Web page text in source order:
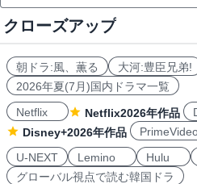
クローズアップ
朝ドラ:風、薫る 大河:豊臣兄弟!
2026年夏(7月)国内ドラマ一覧
Netflix
Netflix2026年作品
Disney+2026年作品
U-NEXT
Lemino Hulu
グローバル視点で読む韓国ドラ